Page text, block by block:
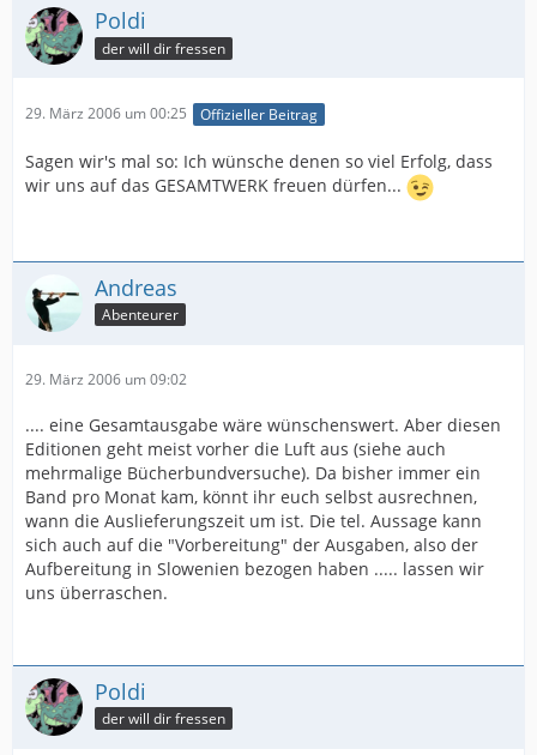
Poldi
der will dir fressen
29. März 2006 um 00:25 Offizieller Beitrag
Sagen wir's mal so: Ich wünsche denen so viel Erfolg, dass
wir uns auf das GESAMTWERK freuen dürfen...
Andreas
Abenteurer
29. März 2006 um 09:02
.... eine Gesamtausgabe wäre wünschenswert. Aber diesen
Editionen geht meist vorher die Luft aus (siehe auch
mehrmalige Bücherbundversuche). Da bisher immer ein
Band pro Monat kam, könnt ihr euch selbst ausrechnen,
wann die Auslieferungszeit um ist. Die tel. Aussage kann
sich auch auf die "Vorbereitung" der Ausgaben, also der
Aufbereitung in Slowenien bezogen haben ..... lassen wir
uns überraschen.
Poldi
der will dir fressen